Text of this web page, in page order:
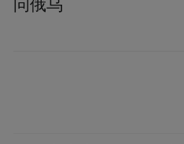
pictures and audios if
by the user of Dafeng
问俄乌